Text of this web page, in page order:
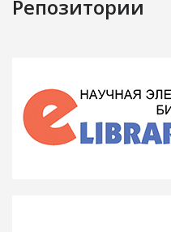
Репозитории